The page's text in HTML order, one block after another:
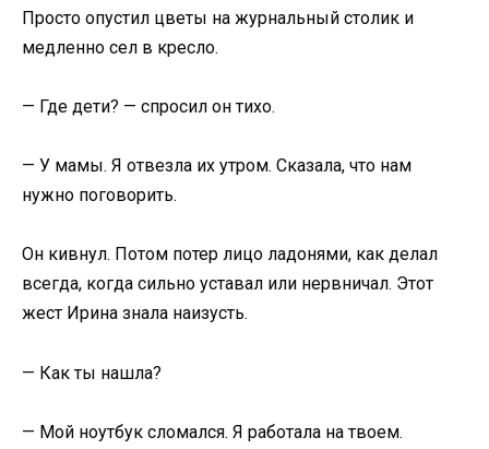
Просто опустил цветы на журнальный столик и
медленно сел в кресло.
— Где дети? — спросил он тихо.
— У мамы. Я отвезла их утром. Сказала, что нам
нужно поговорить.
Он кивнул. Потом потер лицо ладонями, как делал
всегда, когда сильно уставал или нервничал. Этот
жест Ирина знала наизусть.
— Как ты нашла?
— Мой ноутбук сломался. Я работала на твоем.